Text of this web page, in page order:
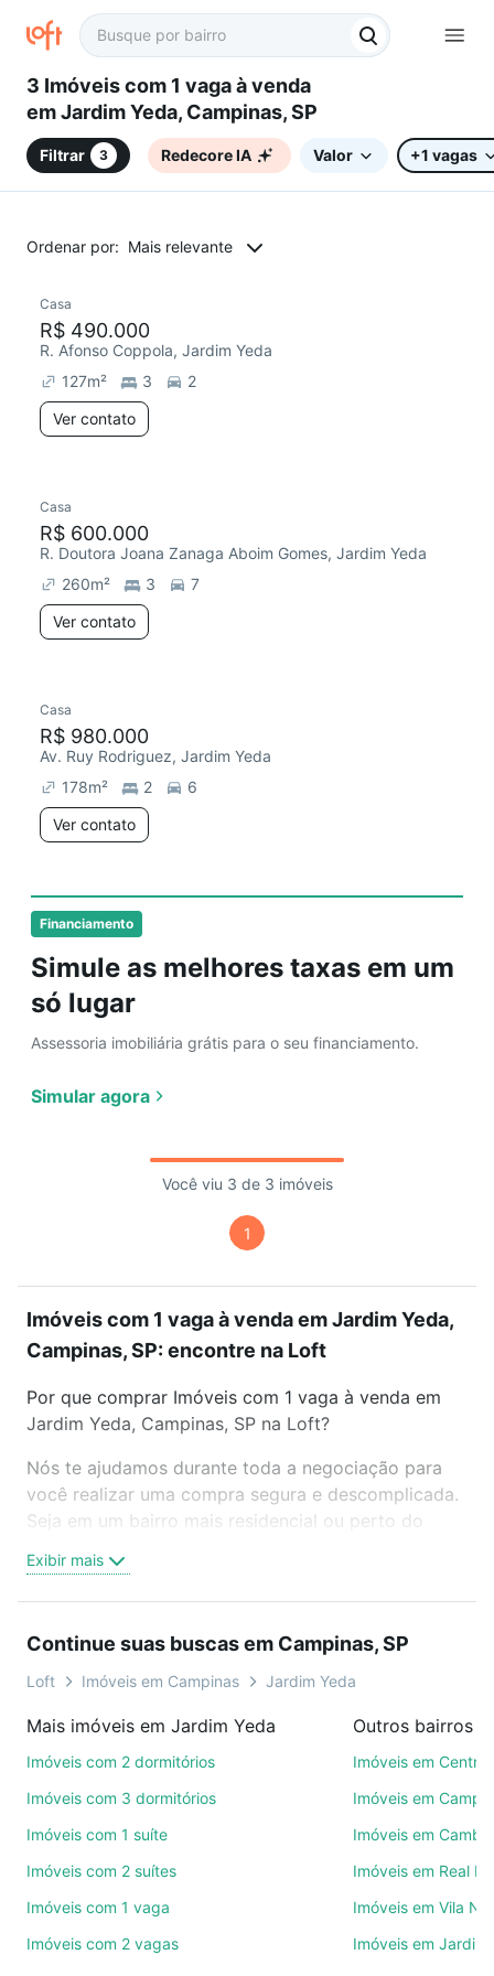
3 Imóveis com 1 vaga à venda
em Jardim Yeda, Campinas, SP
Filtrar 3 Redecore IA Valor +1 vagas
Ordenar por: Mais relevante
Financiamento
Simule as melhores taxas em um
só lugar
Assessoria imobiliária grátis para o seu financiamento.
Simular agora
Casa
R$ 490.000
R. Afonso Coppola, Jardim Yeda
127m² 3
2
Ver contato
Chegou há 2 dias
Casa
R$ 600.000
R. Doutora Joana Zanaga Aboim Gomes, Jardim Yeda
260m² 3
7
Ver contato
Chegou este mês
Casa
R$ 980.000
Av. Ruy Rodriguez, Jardim Yeda
178m² 2
6
Ver contato
Você viu 3 de 3 imóveis
1
Imóveis com 1 vaga à venda em Jardim Yeda,
Campinas, SP: encontre na Loft
Por que comprar Imóveis com 1 vaga à venda em
Jardim Yeda, Campinas, SP na Loft?
Nós te ajudamos durante toda a negociação para
você realizar uma compra segura e descomplicada.
Seja em um bairro mais residencial ou perto do
oferta ideal de Imóveis com 1 vaga à venda em
Jardim Yeda, Campinas, SP para conquistar seu
videochamada, é grátis, sem compromisso e você
ainda conta com mais de 46 mil corretores e
de imóveis.
ruas, bairros e até condomínios favoritos. Você
também pode usar os filtros como quantidade de
quartos, suítes, com ou sem vaga de garagem para
comodidades, como piscina, academia, salão de
Exibir mais
Continue suas buscas em Campinas, SP
Loft Imóveis em Campinas Jardim Yeda
Mais imóveis em Jardim Yeda
Imóveis com 2 dormitórios
Imóveis com 3 dormitórios
Imóveis com 1 suíte
Imóveis com 2 suítes
Imóveis com 1 vaga
Imóveis com 2 vagas
Outros bairros
Imóveis em Centro
Imóveis em
Imóveis em Cambuí
Imóveis em Real
Imóveis em Vila
Imóveis em Jardim